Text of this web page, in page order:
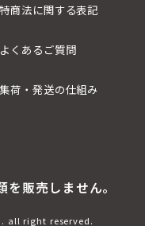
特商法に関する表記
よくあるご質問
集荷・発送の仕組み
販売しません。
all right reserved.